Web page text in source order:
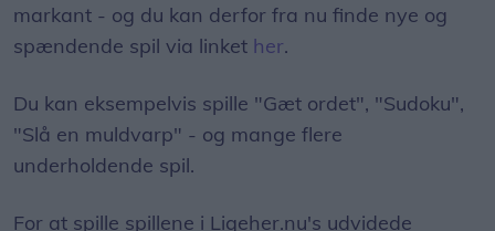
markant - og du kan derfor fra nu finde nye og
spændende spil via linket her.
Du kan eksempelvis spille "Gæt ordet", "Sudoku",
"Slå en muldvarp" - og mange flere
underholdende spil.
For at spille spillene i Ligeher.nu's udvidede